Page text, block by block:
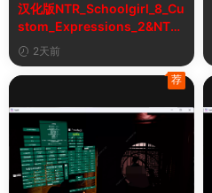
汉化版NTR_Schoolgirl_8_Cu
stom_Expressions_2&NTR
女学生8自定义表情
2天前
荐